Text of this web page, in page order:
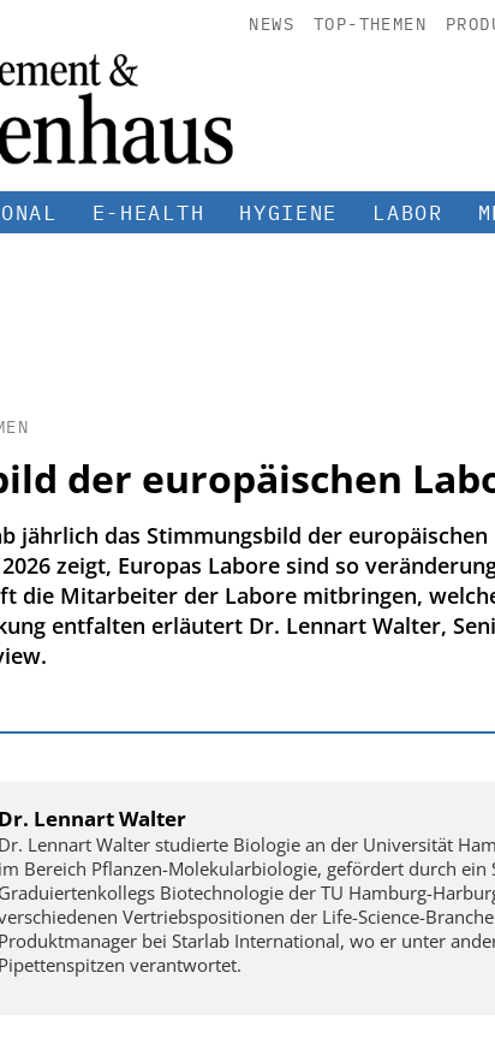
NEWS TOP-THEMEN
E-HEALTH HYGIENE LABOR
der europäischen
jährlich das Stimmungsbild der
zeigt, Europas Labore sind so
die Mitarbeiter der Labore mitbringen,
entfalten erläutert Dr. Lennart Walter,
Dr. Lennart Walter
Dr. Lennart Walter studierte Biologie an der Universität
im Bereich Pflanzen-Molekularbiologie, gefördert durch ein
Graduiertenkollegs Biotechnologie der TU Hamburg-
Vertriebspositionen der Life-Science-
Produktmanager bei Starlab International, wo er unter
Pipettenspitzen verantwortet.